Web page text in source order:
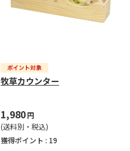
牧草カウンター
1,980円
(送料別・税込)
獲得ポイント : 19